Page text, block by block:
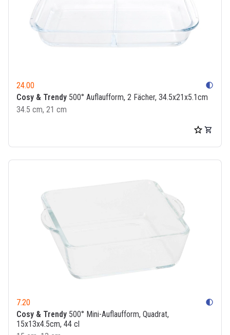
24.00 contrast
Cosy & Trendy 500° Auflaufform, 2 Fächer, 34.5x21x5.1cm
34.5 cm, 21 cm
7.20 contrast
Cosy & Trendy 500° Mini-Auflaufform, Quadrat,
15x13x4.5cm, 44 cl